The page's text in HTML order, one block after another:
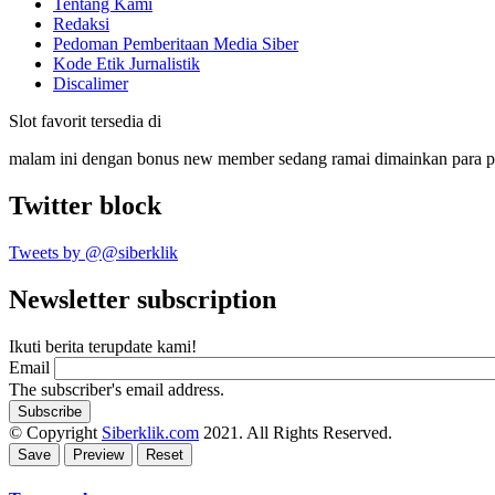
Tentang Kami
Redaksi
Pedoman Pemberitaan Media Siber
Kode Etik Jurnalistik
Discalimer
Slot favorit tersedia di
malam ini dengan bonus new member sedang ramai dimainkan para
Twitter block
Tweets by @@siberklik
Newsletter subscription
Ikuti berita terupdate kami!
Email
The subscriber's email address.
© Copyright Siberklik.com 2021. All Rights Reserved.